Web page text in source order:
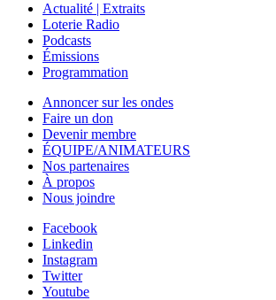
Actualité | Extraits
Loterie Radio
Podcasts
Émissions
Programmation
Annoncer sur les ondes
Faire un don
Devenir membre
ÉQUIPE/ANIMATEURS
Nos partenaires
À propos
Nous joindre
Facebook
Linkedin
Instagram
Twitter
Youtube